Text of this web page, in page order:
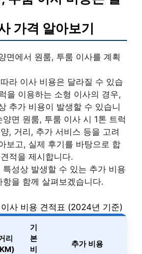
가격 알아보기
면에서 원룸, 투룸 이사를 계획
라 이사 비용은 달라질 수 있습
을 이용하는 소형 이사의 경우,
추가 비용이 발생할 수 있습니
면 원룸, 투룸 이사 시 1톤 트럭
, 거리, 추가 서비스 등을 고려
보고, 실제 후기를 바탕으로 합
적을 제시합니다.
성상 발생할 수 있는 추가 비용
을 함께 살펴보겠습니다.
사 비용 견적표 (2024년 기준)
리
기
본
비
추가 비용